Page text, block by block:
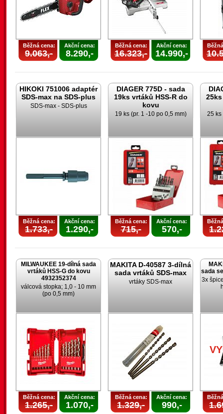
Běžná cena:
9.063,-
Akční cena:
8.290,-
Běžná cena:
16.323,-
Akční cena:
14.990,-
HIKOKI 751006 adaptér
SDS-max na SDS-plus
SDS-max - SDS-plus
Běžná cena:
1.733,-
Akční cena:
1.290,-
DIAGER 775D - sada
19ks vrtáků HSS-R do
kovu
19 ks (pr. 1 -10 po 0,5 mm)
Běžná cena:
715,-
Akční cena:
570,-
25 ks
MILWAUKEE 19-dílná sada
vrtáků HSS-G do kovu
4932352374
válcová stopka; 1,0 - 10 mm
(po 0,5 mm)
Běžná cena:
1.265,-
Akční cena:
1.070,-
MAKITA D-40587 3-dílná
sada vrtáků SDS-max
vrtáky SDS-max
Běžná cena:
1.329,-
Akční cena:
990,-
sada
3x